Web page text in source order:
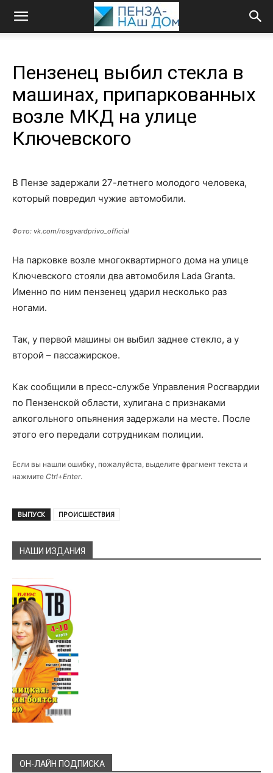
Пензенец выбил стекла в
машинах, припаркованных
возле МКД на улице
Ключевского
В Пензе задержали 27-летнего молодого человека,
который повредил чужие автомобили.
Фото: vk.com/rosgvardprivo_official
На парковке возле многоквартирного дома на улице
Ключевского стояли два автомобиля Lada Granta.
Именно по ним пензенец ударил несколько раз
ногами.
Так, у первой машины он выбил заднее стекло, а у
второй – пассажирское.
Как сообщили в пресс-службе Управления Росгвардии
по Пензенской области, хулигана с признаками
алкогольного опьянения задержали на месте. После
этого его передали сотрудникам полиции.
Если вы нашли ошибку, пожалуйста, выделите фрагмент текста и
нажмите Ctrl+Enter.
ВЫПУСК ПРОИСШЕСТВИЯ
НАШИ ИЗДАНИЯ
ОН-ЛАЙН ПОДПИСКА